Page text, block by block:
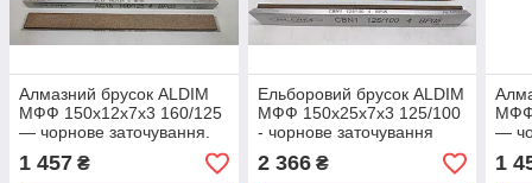
Алмазний брусок ALDIM
МФФ 150х12х7х3 160/125
— чорнове заточування.
1 457 ₴
Ельборовий брусок ALDIM
МФФ 150х25х7х3 125/100
- чорнове заточування
2 366₴
МФФ
—
1